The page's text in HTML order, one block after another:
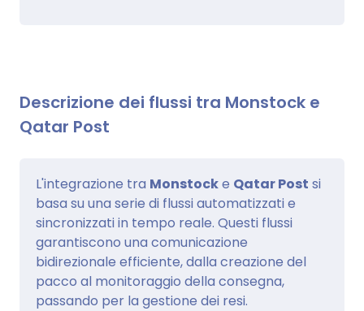
Descrizione dei flussi tra Monstock e
Qatar Post
L'integrazione tra Monstocke Qatar Post si
basa su una serie di flussi automatizzati e
sincronizzati in tempo reale. Questi flussi
garantiscono una comunicazione
bidirezionale efficiente, dalla creazione del
pacco al monitoraggio della consegna,
passando per la gestione dei resi.